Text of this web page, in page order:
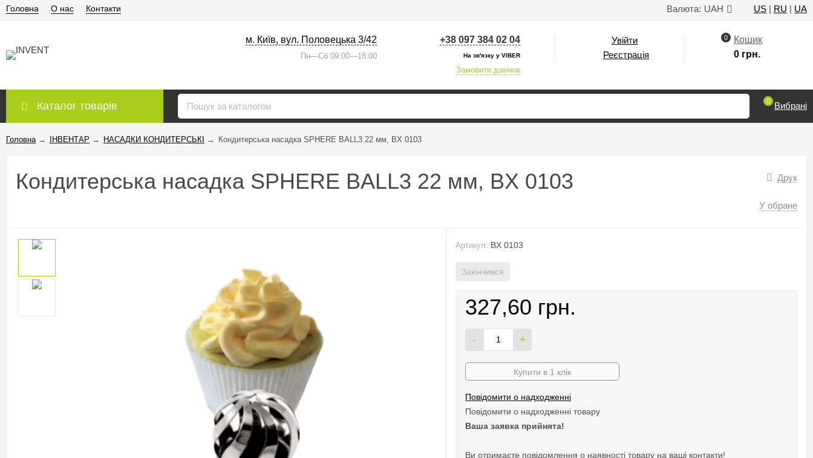
Валюта: UAH US | RU | UA
Головна О нас Контакти
м. Київ, вул. Половецька 3/42
Пн—Сб 09:00—18:00
+38 097 384 02 04
На зв'язку у VIBER
Замовити дзвінок
Увійти
Реєстрація
0
Кошик
0 грн.
Каталог товарів 0 Вибрані
Головна → ІНВЕНТАР → НАСАДКИ КОНДИТЕРСЬКІ → Кондитерська насадка SPHERE BALL3 22 мм, BX 0103
Друк
Кондитерська насадка SPHERE BALL3 22 мм, BX 0103
У обране
Артикул: BX 0103
Закінчився
327,60 грн.
- +
Купити в 1 клік
Повідомити о надходженні
Повідомити о надходженні товару
Ваша заявка прийнята!
Ви отримаєте повідомлення о наявності товару на ваші контакти!